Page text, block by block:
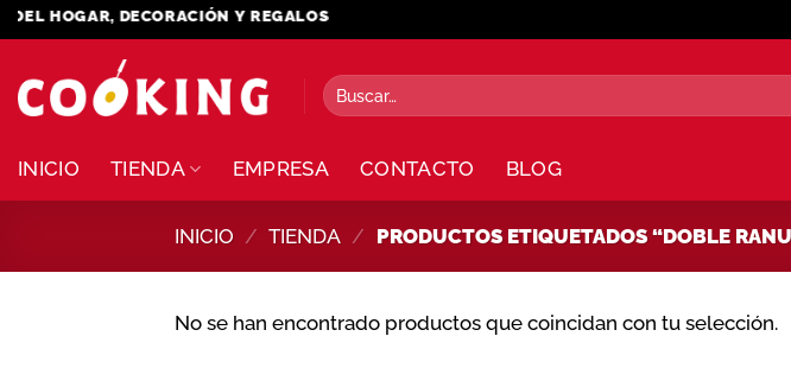
Saltar
al
contenido
HOGAR, DECORACIÓN Y REGALOS
Buscar
por:
INICIO TIENDA EMPRESA CONTACTO BLOG
INICIO / TIENDA / PRODUCTOS ETIQUETADOS “DOBLE
No se han encontrado productos que coincidan con tu selección.